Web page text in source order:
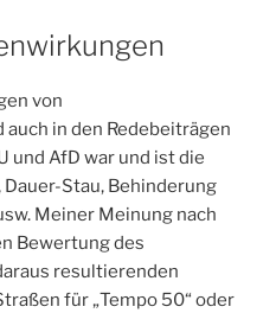
von
in den Redebeiträgen
und AfD war und ist die
Stau, Behinderung
Meiner Meinung nach
Bewertung des
resultierenden
für „Tempo 50“ oder